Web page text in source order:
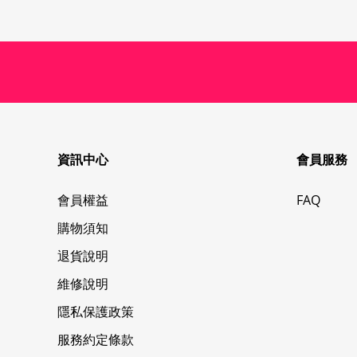
資訊中心
會員權益
購物須知
退貨說明
維修說明
隱私保護政策
服務約定條款
會員服務
FAQ